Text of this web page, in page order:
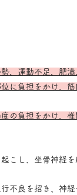
、運動不足、肥
に負担をかけ、
の負担をかけ、
こし、坐骨神経を
不良を招き、神経